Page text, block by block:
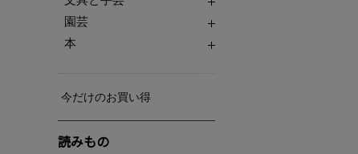
園芸
本
今だけのお買い得
読みもの